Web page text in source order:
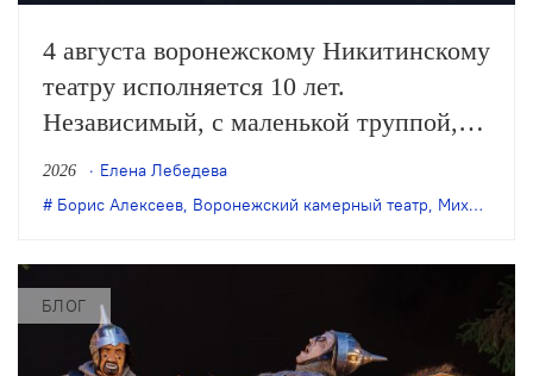
4 августа воронежскому Никитинскому
театру исполняется 10 лет.
Независимый, с маленькой труппой,
он все очевиднее становится
художественным явлением в
деятельность – феноменом
постоянного обновления сценического
искусства. Елена Лебедева вспоминает
2026
Елена Лебедева
Борис Алексеев, Воронежский камерный театр, Михаил Бычков
БЛОГ